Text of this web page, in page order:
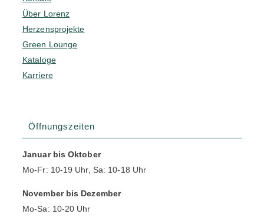
Über Lorenz
Herzensprojekte
Green Lounge
Kataloge
Karriere
Öffnungszeiten
Januar bis Oktober
Mo-Fr: 10-19 Uhr, Sa: 10-18 Uhr
November bis Dezember
Mo-Sa: 10-20 Uhr